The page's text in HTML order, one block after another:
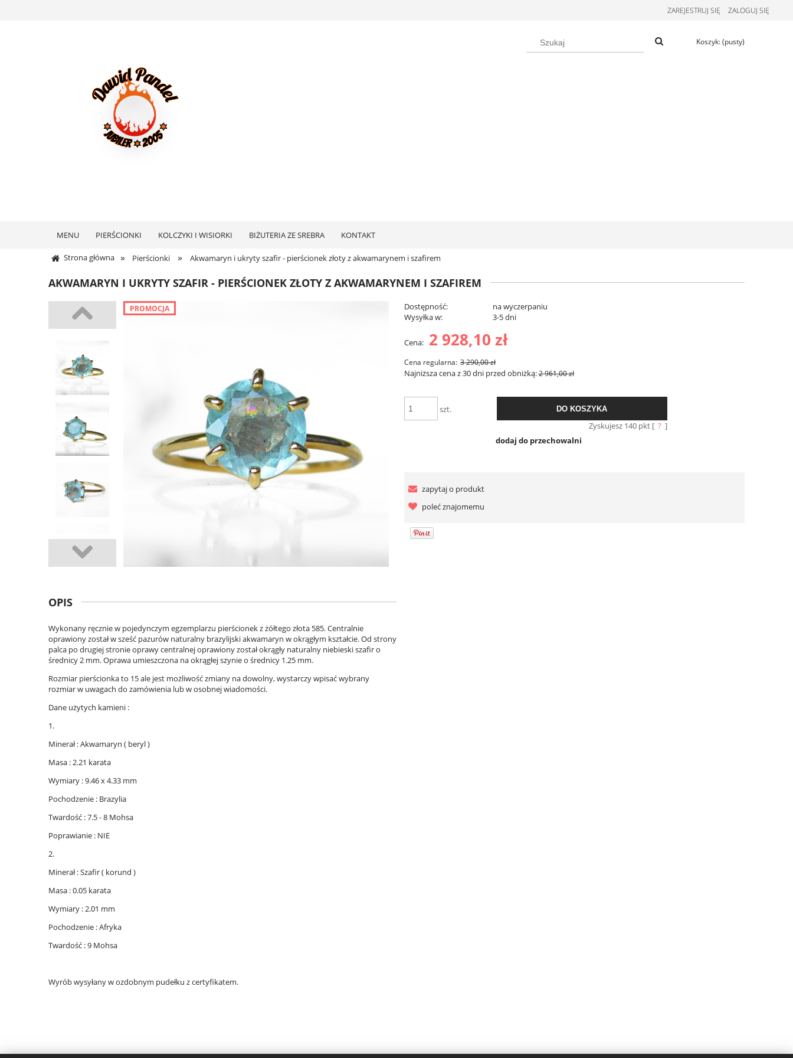
ZAREJESTRUJ SIĘ ZALOGUJ SIĘ
Koszyk:(pusty)
MENU PIERŚCIONKI KOLCZYKI I WISIORKI BIŻUTERIA ZE SREBRA KONTAKT
Strona główna » Pierścionki » Akwamaryn i ukryty szafir - pierścionek złoty z akwamarynem i szafirem
AKWAMARYN I UKRYTY SZAFIR - PIERŚCIONEK ZŁOTY Z AKWAMARYNEM I SZAFIREM
PROMOCJA Dostępność:
na wyczerpaniu
Wysyłka w:
3-5 dni
Cena: 2 928,10 zł
Cena regularna: 3 290,00 zł
Najniższa cena z 30 dni przed obniżką:2 961,00 zł
szt. DO KOSZYKA
Zyskujesz 140pkt [ ? ]
dodaj do przechowalni
zapytaj o produkt
poleć znajomemu
OPIS
Wykonany ręcznie w pojedynczym egzemplarzu pierścionek z żółtego złota 585. Centralnie
oprawiony został w sześć pazurów naturalny brazylijski akwamaryn w okrągłym kształcie. Od strony
palca po drugiej stronie oprawy centralnej oprawiony został okrągły naturalny niebieski szafir o
średnicy 2 mm. Oprawa umieszczona na okrągłej szynie o średnicy 1.25 mm.
Rozmiar pierścionka to 15 ale jest możliwość zmiany na dowolny, wystarczy wpisać wybrany
rozmiar w uwagach do zamówienia lub w osobnej wiadomości.
Dane użytych kamieni :
1.
Minerał : Akwamaryn ( beryl )
Masa : 2.21 karata
Wymiary : 9.46 x 4.33 mm
Pochodzenie : Brazylia
Twardość : 7.5 - 8 Mohsa
Poprawianie : NIE
2.
Minerał : Szafir ( korund )
Masa : 0.05 karata
Wymiary : 2.01 mm
Pochodzenie : Afryka
Twardość : 9 Mohsa
Wyrób wysyłany w ozdobnym pudełku z certyfikatem.